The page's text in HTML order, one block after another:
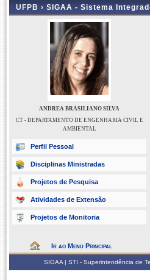
UFPB › SIGAA - Sistema
ANDREA BRASILIANO SILVA
CT - DEPARTAMENTO DE ENGENHARIA CIVIL E
AMBIENTAL
Perfil Pessoal
Disciplinas Ministradas
Projetos de Pesquisa
Atividades de Extensão
Projetos de Monitoria
Ir ao Menu Principal
SIGAA | STI - Superintendência de